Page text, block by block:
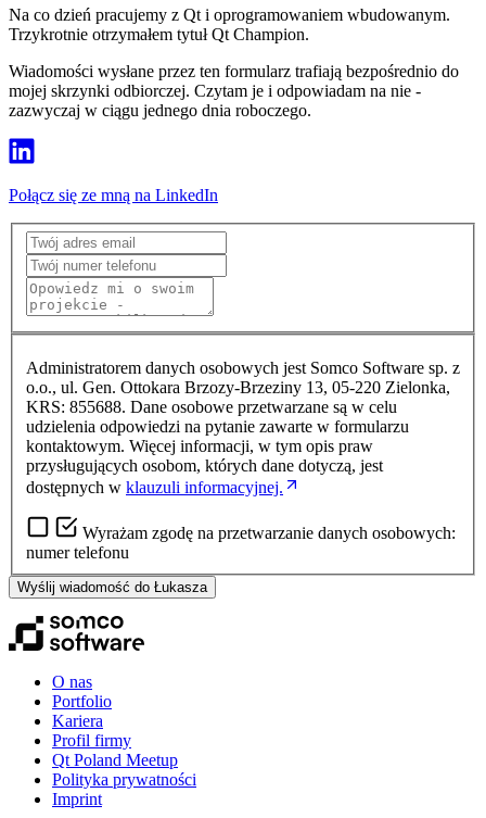
Na co dzień pracujemy z Qt i oprogramowaniem wbudowanym.
Trzykrotnie otrzymałem tytuł Qt Champion.
Wiadomości wysłane przez ten formularz trafiają bezpośrednio do
mojej skrzynki odbiorczej. Czytam je i odpowiadam na nie -
zazwyczaj w ciągu jednego dnia roboczego.
Połącz się ze mną na LinkedIn
Administratorem danych osobowych jest Somco Software sp. z
o.o., ul. Gen. Ottokara Brzozy-Brzeziny 13, 05-220 Zielonka,
KRS: 855688. Dane osobowe przetwarzane są w celu
udzielenia odpowiedzi na pytanie zawarte w formularzu
kontaktowym. Więcej informacji, w tym opis praw
przysługujących osobom, których dane dotyczą, jest
dostępnych w klauzuli informacyjnej.
Wyrażam zgodę na przetwarzanie danych osobowych:
numer telefonu
Wyślij wiadomość do Łukasza
O nas
Portfolio
Kariera
Profil firmy
Qt Poland Meetup
Polityka prywatności
Imprint